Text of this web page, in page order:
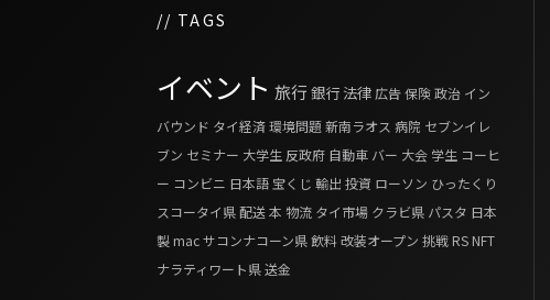
// TAGS
イベント 旅行 銀行 法律 広告保険政治 イン
バウンド タイ経済環境問題新南ラオス 病院 セブンイレ
ブン セミナー 大学生 反政府 自動車 バー 大会 学生 コーヒ
ー コンビニ 日本語 宝くじ 輸出 投資 ローソン ひったくり
スコータイ県配送本 物流 タイ市場 クラビ県 パスタ 日本
製 macサコンナコーン県飲料改装オープン 挑戦RS NFT
ナラティワート県送金